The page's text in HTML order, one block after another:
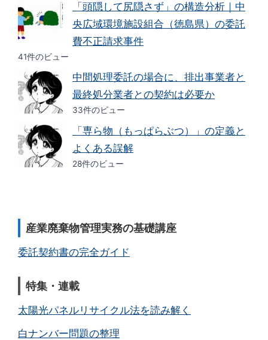
「頭隠して尻隠さず」の構造分析｜中
央広域環境施設組合（徳島県）の委託
費不正請求事件
41件のビュー
中間処理委託の場合に、排出事業者と
最終処分業者との契約は必要か
33件のビュー
「専ら物（もっぱらぶつ）」の定義と
よくある誤解
28件のビュー
産業廃棄物管理実務の基礎講座
委託契約書の完全ガイド
特集・連載
太陽光パネルリサイクル法を読み解く
白ナンバー問題の整理